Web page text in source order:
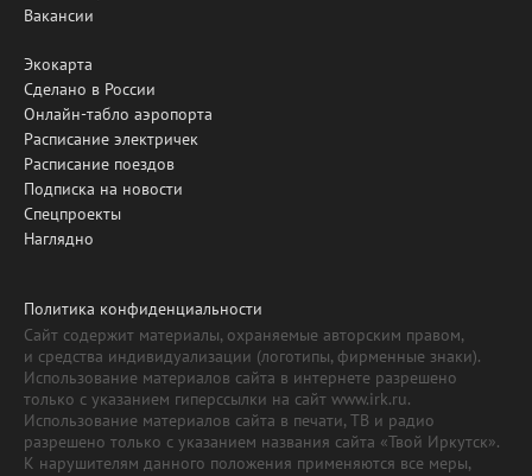
Вакансии
Экокарта
Сделано в России
Онлайн-табло аэропорта
Расписание электричек
Расписание поездов
Подписка на новости
Спецпроекты
Наглядно
Политика конфиденциальности
Сайт содержит материалы, охраняемые авторским правом,
и средства индивидуализации (логотипы, фирменные знаки).
Использование материалов сайта в интернете разрешено
только с указанием гиперссылки на сайт www.irk.ru.
Использование материалов сайта в печати, ТВ и радио
разрешено только с указанием названия сайта «Твой Иркутск».
К нарушителям данного положения применяются все меры,